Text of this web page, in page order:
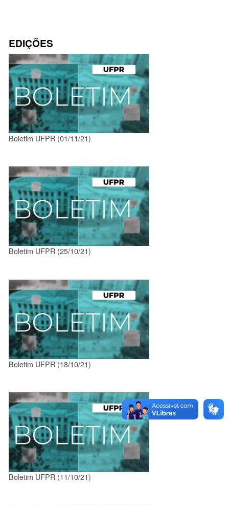
EDIÇÕES
Boletim UFPR (01/11/21)
Boletim UFPR (25/10/21)
Boletim UFPR (18/10/21)
Boletim UFPR (11/10/21)